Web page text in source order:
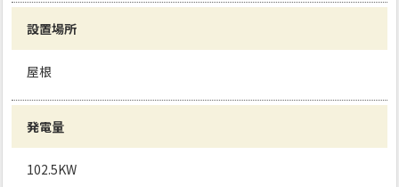
設置場所
屋根
発電量
102.5KW